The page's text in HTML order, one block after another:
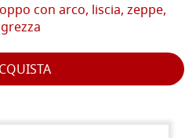
con arco, liscia, zeppe,
grezza